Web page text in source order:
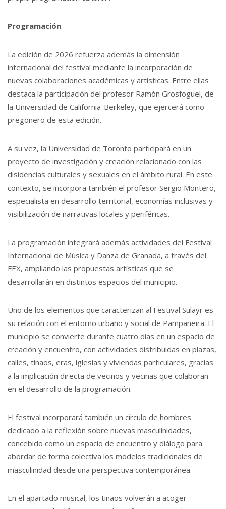
Programación
La edición de 2026 refuerza además la dimensión
internacional del festival mediante la incorporación de
nuevas colaboraciones académicas y artísticas. Entre ellas
destaca la participación del profesor Ramón Grosfoguel, de
la Universidad de California-Berkeley, que ejercerá como
pregonero de esta edición.
A su vez, la Universidad de Toronto participará en un
proyecto de investigación y creación relacionado con las
disidencias culturales y sexuales en el ámbito rural. En este
contexto, se incorpora también el profesor Sergio Montero,
especialista en desarrollo territorial, economías inclusivas y
visibilización de narrativas locales y periféricas.
La programación integrará además actividades del Festival
Internacional de Música y Danza de Granada, a través del
FEX, ampliando las propuestas artísticas que se
desarrollarán en distintos espacios del municipio.
Uno de los elementos que caracterizan al Festival Sulayr es
su relación con el entorno urbano y social de Pampaneira. El
municipio se convierte durante cuatro días en un espacio de
creación y encuentro, con actividades distribuidas en plazas,
calles, tinaos, eras, iglesias y viviendas particulares, gracias
a la implicación directa de vecinos y vecinas que colaboran
en el desarrollo de la programación.
El festival incorporará también un círculo de hombres
dedicado a la reflexión sobre nuevas masculinidades,
concebido como un espacio de encuentro y diálogo para
abordar de forma colectiva los modelos tradicionales de
masculinidad desde una perspectiva contemporánea.
En el apartado musical, los tinaos volverán a acoger